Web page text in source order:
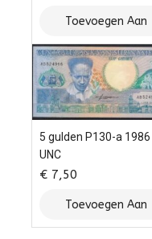
Toevoegen Aan
Winkelwagen
5 gulden P130-a 1986
UNC
€ 7,50
Toevoegen Aan
Winkelwagen